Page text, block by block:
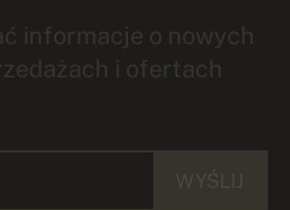
informacje o nowych
i ofertach